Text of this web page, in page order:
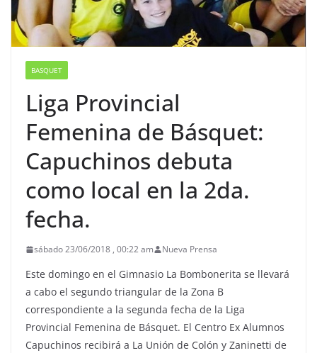
BASQUET
Liga Provincial
Femenina de Básquet:
Capuchinos debuta
como local en la 2da.
fecha.
sábado 23/06/2018 , 00:22 am Nueva Prensa
Este domingo en el Gimnasio La Bombonerita se llevará
a cabo el segundo triangular de la Zona B
correspondiente a la segunda fecha de la Liga
Provincial Femenina de Básquet. El Centro Ex Alumnos
Capuchinos recibirá a La Unión de Colón y Zaninetti de